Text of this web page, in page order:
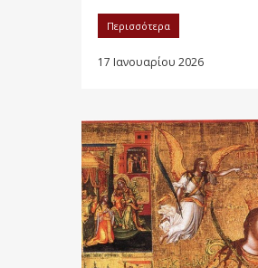
Περισσότερα
17 Ιανουαρίου 2026